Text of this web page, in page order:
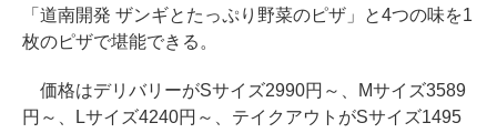
「道南開発 ザンギとたっぷり野菜のピザ」と4つの味を1
枚のピザで堪能できる。
価格はデリバリーがSサイズ2990円～、Mサイズ3589
円～、Lサイズ4240円～、テイクアウトがSサイズ1495